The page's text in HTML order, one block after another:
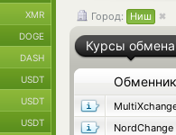
Город: Ниш
Курсы обмена
Обменник
NordChange
XMR
DOGE
DASH
USDT
USDT
USDT